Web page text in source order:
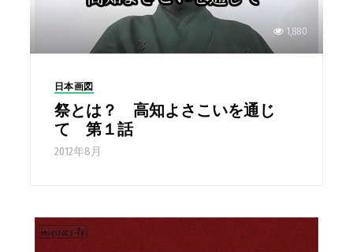
1,880
日本画図
祭とは？ 高知よさこいを通じ
て 第１話
2012年8月